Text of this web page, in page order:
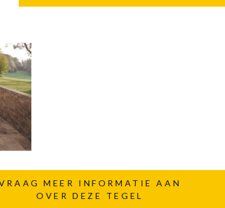
MEER INFORMATIE AAN
OVER DEZE TEGEL